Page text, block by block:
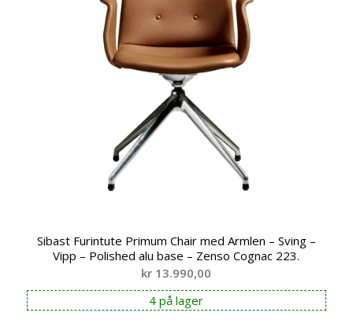
Sibast Furintute Primum Chair med Armlen – Sving –
Vipp – Polished alu base – Zenso Cognac 223.
kr 13.990,00
4 på lager